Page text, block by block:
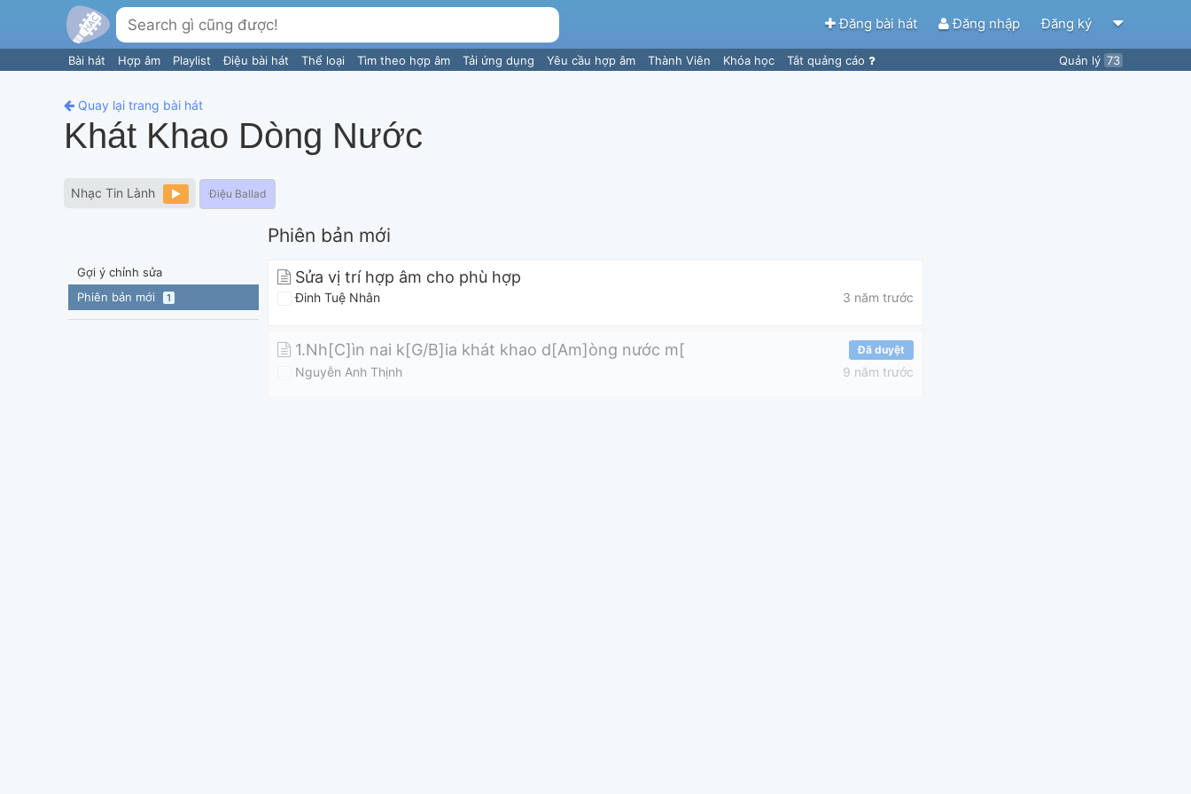
Đăng bài hát Đăng nhập Đăng ký
Bài hát Hợp âm Playlist Điệu bài hát Thể loại Tìm theo hợp âm Tải ứng dụng Yêu cầu hợp âm Thành Viên Khóa học Tắt quảng cáo Quản lý 73
Quay lại trang bài hát
Khát Khao Dòng Nước
Nhạc Tin Lành Điệu Ballad
Gợi ý chỉnh sửa
Phiên bản mới
1
Phiên bản mới
Sửa vị trí hợp âm cho phù hợp
Đinh Tuệ Nhân 3 năm trước
1.Nh[C]ìn nai k[G/B]ia khát khao d[Am]òng nước m[ Đã duyệt
Nguyễn Anh Thịnh 9 năm trước